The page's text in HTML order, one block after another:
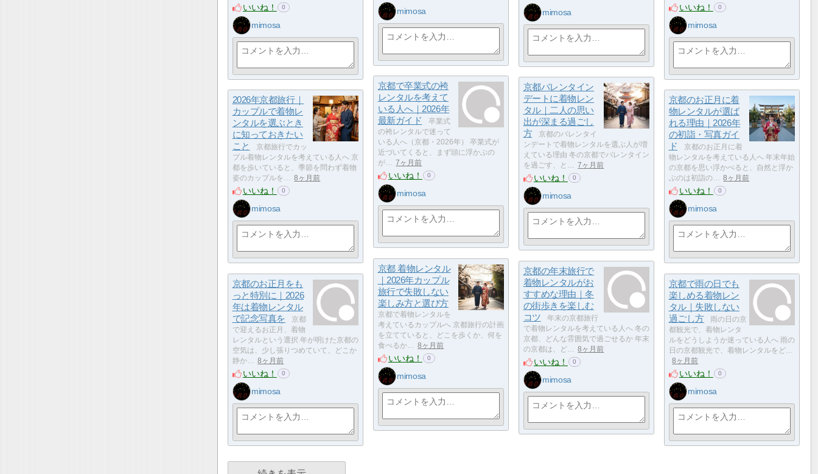
mimosa mimosa
いいね！ 0
mimosa
いいね！ 0
mimosa
京都で卒業式の袴
レンタルを考えて
いる人へ｜2026年
最新ガイド
卒業式
の袴レンタルで迷って
いる人へ（京都・2026年） 卒業式が
近づいてくると、まず頭に浮かぶの
が…
7ヶ月前
いいね！ 0
mimosa
京都バレンタイン
デートに着物レン
タル｜二人の思い
出が深まる過ごし
方
京都のバレンタイ
ンデートで着物レンタルを選ぶ人が増
えている理由 冬の京都でバレンタイン
を過ごす、と…
7ヶ月前
いいね！ 0
mimosa
2026年京都旅行｜
カップルで着物レ
ンタルを選ぶとき
に知っておきたい
こと
京都旅行でカッ
プル着物レンタルを考えている人へ 京
都を歩いていると、季節を問わず着物
姿のカップルを… 8ヶ月前
いいね！ 0
mimosa
京都のお正月に着
物レンタルが選ば
れる理由｜2026年
の初詣・写真ガイ
ド
京都のお正月に着
物レンタルを考えている人へ 年末年始
の京都を思い浮かべると、自然と浮か
ぶのは初詣の… 8ヶ月前
いいね！ 0
mimosa
京都 着物レンタル
｜2026年カップル
旅行で失敗しない
楽しみ方と選び方
京都で着物レンタルを
考えているカップルへ 京都旅行の計画
を立てていると、どこを歩くか、何を
食べるか… 8ヶ月前
いいね！ 0
mimosa
京都の年末旅行で
着物レンタルがお
すすめな理由｜冬
の街歩きを楽しむ
コツ
年末の京都旅行
で着物レンタルを考えている人へ 冬の
京都、どんな雰囲気で過ごせるか 年末
の京都は、ど… 8ヶ月前
いいね！ 0
mimosa
京都のお正月をも
っと特別に｜2026
年は着物レンタル
で記念写真を
京都
で迎えるお正月、着物
レンタルという選択 年が明けた京都の
空気は、少し張りつめていて、どこか
静か… 8ヶ月前
いいね！ 0
mimosa
京都で雨の日でも
楽しめる着物レン
タル｜失敗しない
過ごし方
雨の日の京
都観光で、着物レンタ
ルをどうしようか迷っている人へ 雨の
日の京都観光で、着物レンタルをど…
8ヶ月前
いいね！ 0
mimosa